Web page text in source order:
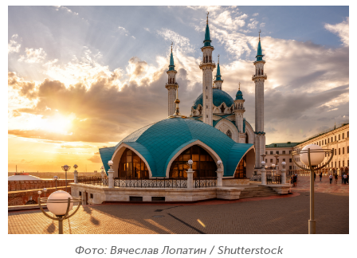
Фото: Вячеслав Лопатин / Shutterstock